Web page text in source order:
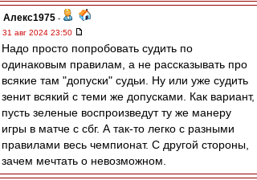
Алекс1975 -
31 авг 2024 23:50
Надо просто попробовать судить по
одинаковым правилам, а не рассказывать про
всякие там "допуски" судьи. Ну или уже судить
зенит всякий с теми же допусками. Как вариант,
пусть зеленые воспроизведут ту же манеру
игры в матче с сбг. А так-то легко с разными
правилами весь чемпионат. С другой стороны,
зачем мечтать о невозможном.